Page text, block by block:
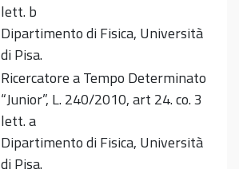
lett. b
Dipartimento di Fisica, Università
di Pisa.
Ricercatore a Tempo Determinato
“Junior”, L. 240/2010, art 24. co. 3
lett. a
Dipartimento di Fisica, Università
di Pisa.